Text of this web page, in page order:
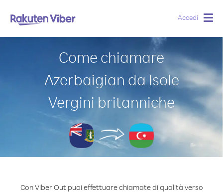
Accedi
Come chiamare
Azerbaigian da Isole
Vergini britanniche
Con Viber Out puoi effettuare chiamate di qualità verso